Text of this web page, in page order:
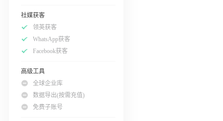
社媒获客
领英获客
WhatsApp获客
Facebook获客
高级工具
全球企业库
数据导出(按需充值)
免费子账号